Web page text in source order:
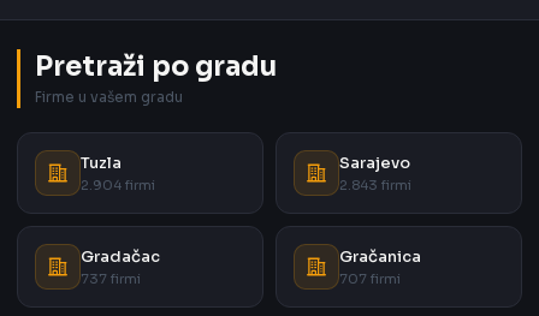
Pretraži po gradu
Firme u vašem gradu
Tuzla
2.904 firmi
Sarajevo
2.843 firmi
Gradačac
737 firmi
Gračanica
707 firmi